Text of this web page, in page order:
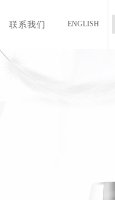
联系我们 ENGLISH